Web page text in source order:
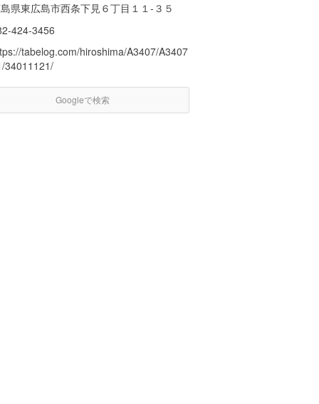
県東広島市西条下見６丁目１１-３５
424-3456
tabelog.com/hiroshima/A3407/A3407
34011121/
Googleで検索